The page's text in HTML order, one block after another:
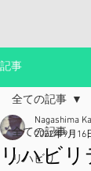
記事
全ての記事
リハビリ
全ての記事
リハビ
Nagashima
2022年9月16